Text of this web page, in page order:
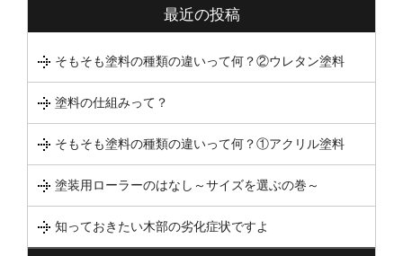
最近の投稿
そもそも塗料の種類の違いって何？②ウレタン塗料
塗料の仕組みって？
そもそも塗料の種類の違いって何？①アクリル塗料
塗装用ローラーのはなし～サイズを選ぶの巻～
知っておきたい木部の劣化症状ですよ